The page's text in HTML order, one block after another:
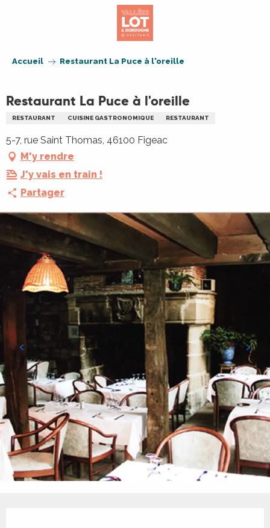
Accueil Restaurant La Puce à l'oreille
Restaurant La Puce à l'oreille
RESTAURANT CUISINE GASTRONOMIQUE RESTAURANT
5-7, rue Saint Thomas, 46100 Figeac
M'y rendre
J'y vais en train !
Partager